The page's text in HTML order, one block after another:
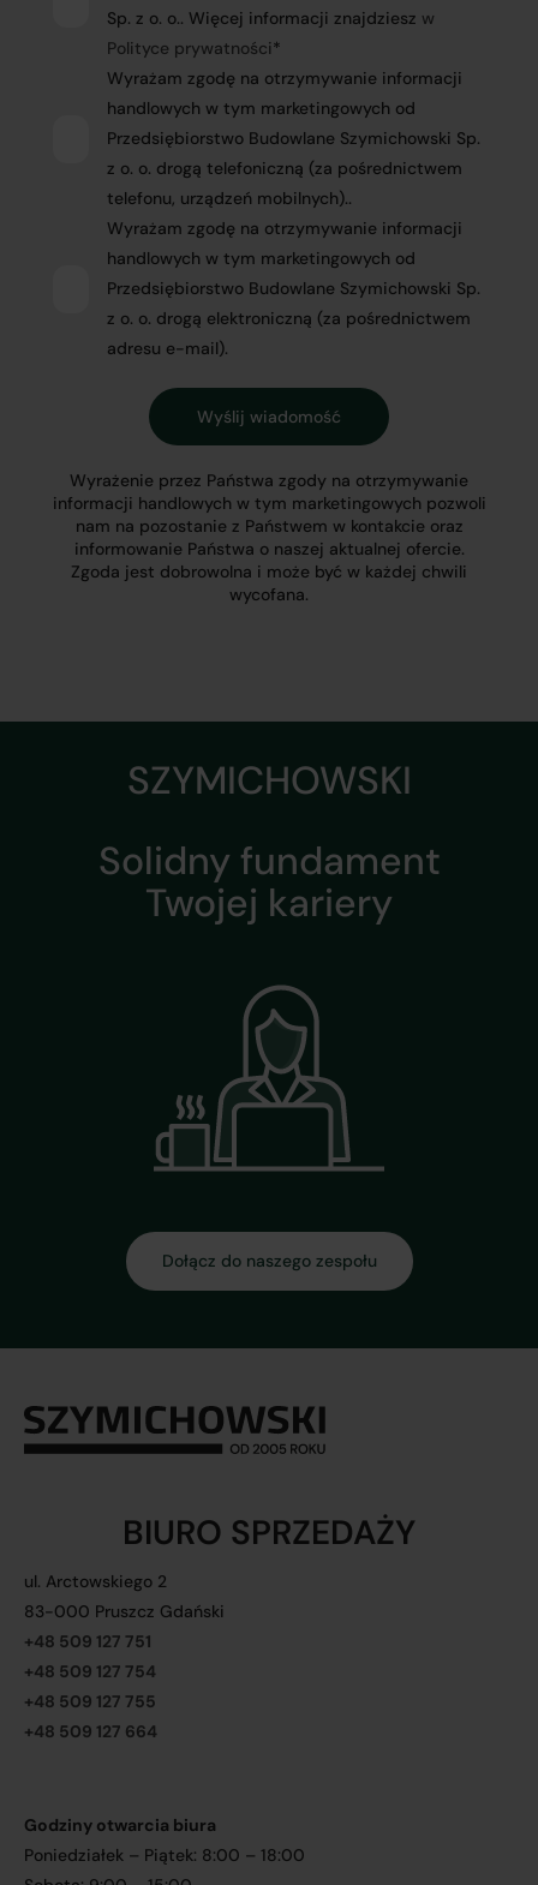
Sp. z o. o.. Więcej informacji znajdziesz w
Polityce prywatności*
Wyrażam zgodę na otrzymywanie informacji
handlowych w tym marketingowych od
Przedsiębiorstwo Budowlane Szymichowski Sp.
z o. o. drogą telefoniczną (za pośrednictwem
telefonu, urządzeń mobilnych)..
Wyrażam zgodę na otrzymywanie informacji
handlowych w tym marketingowych od
Przedsiębiorstwo Budowlane Szymichowski Sp.
z o. o. drogą elektroniczną (za pośrednictwem
adresu e-mail).
Wyrażenie przez Państwa zgody na otrzymywanie
informacji handlowych w tym marketingowych pozwoli
nam na pozostanie z Państwem w kontakcie oraz
informowanie Państwa o naszej aktualnej ofercie.
Zgoda jest dobrowolna i może być w każdej chwili
wycofana.
BIURO SPRZEDAŻY
ul. Arctowskiego 2
83-000 Pruszcz Gdański
+48 509 127 751
+48 509 127 754
+48 509 127 755
+48 509 127 664
Godziny otwarcia biura
Poniedziałek – Piątek: 8:00 – 18:00
SZYMICHOWSKI
Solidny fundament
Twojej kariery
Dołącz do naszego zespołu